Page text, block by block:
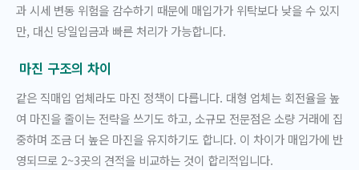
과 시세 변동 위험을 감수하기 때문에 매입가가 위탁보다 낮을 수 있지
만, 대신 당일입금과 빠른 처리가 가능합니다.
마진 구조의 차이
같은 직매입 업체라도 마진 정책이 다릅니다. 대형 업체는 회전율을 높
여 마진을 줄이는 전략을 쓰기도 하고, 소규모 전문점은 소량 거래에 집
중하며 조금 더 높은 마진을 유지하기도 합니다. 이 차이가 매입가에 반
영되므로 2~3곳의 견적을 비교하는 것이 합리적입니다.